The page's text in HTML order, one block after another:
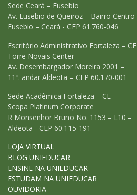
Sede Ceará – Eusebio
Av. Eusebio de Queiroz – Bairro Centro
Eusebio – Ceará - CEP 61.760-046
Escritório Administrativo Fortaleza – CE
Torre Novais Center
Av. Desembargador Moreira 2001 –
11º. andar Aldeota – CEP 60.170-001
Sede Acadêmica Fortaleza – CE
Scopa Platinum Corporate
R Monsenhor Bruno No. 1153 – L10 –
Aldeota - CEP 60.115-191
LOJA VIRTUAL
BLOG UNIEDUCAR
ENSINE NA UNIEDUCAR
ESTUDAM NA UNIEDUCAR
OUVIDORIA